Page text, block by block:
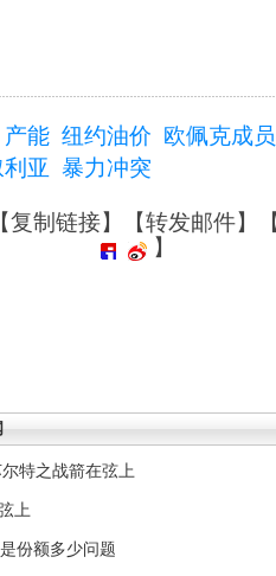
产能 纽约油价 欧佩克成
亚 暴力冲突
复制链接】【转发邮件】
】
特之战箭在弦上
上
份额多少问题